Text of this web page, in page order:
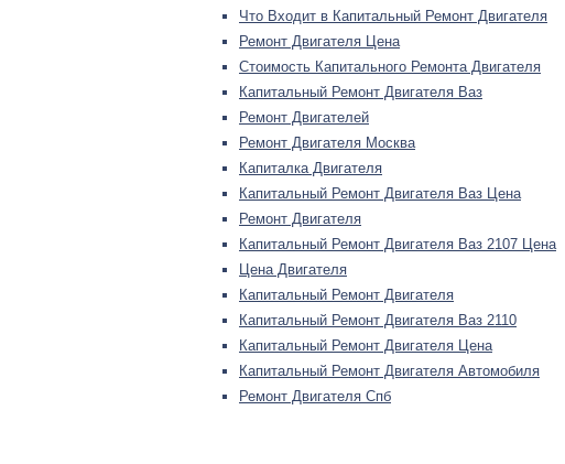
Что Входит в Капитальный Ремонт Двигателя
Ремонт Двигателя Цена
Стоимость Капитального Ремонта Двигателя
Капитальный Ремонт Двигателя Ваз
Ремонт Двигателей
Ремонт Двигателя Москва
Капиталка Двигателя
Капитальный Ремонт Двигателя Ваз Цена
Ремонт Двигателя
Капитальный Ремонт Двигателя Ваз 2107 Цена
Цена Двигателя
Капитальный Ремонт Двигателя
Капитальный Ремонт Двигателя Ваз 2110
Капитальный Ремонт Двигателя Цена
Капитальный Ремонт Двигателя Автомобиля
Ремонт Двигателя Спб